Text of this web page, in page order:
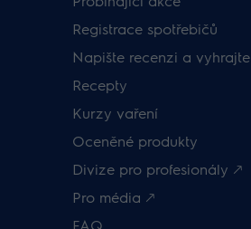
Registrace spotřebičů
Napište recenzi a vyhrajte
Recepty
Kurzy vaření
Oceněné produkty
Divize pro profesionály 🡕
Pro média 🡕
FAQ